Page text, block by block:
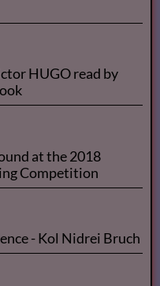
HUGO read by
at the 2018
Competition
- Kol Nidrei Bruch